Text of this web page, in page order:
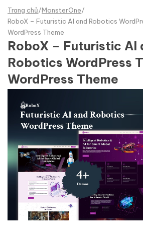
Trang chủ/MonsterOne/
RoboX – Futuristic AI and Robotics
WordPress Theme
RoboX – Futuristic AI
Robotics WordPress
WordPress Theme